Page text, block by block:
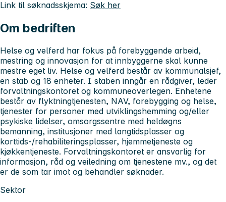
Link til søknadsskjema: Søk her
Om bedriften
Helse og velferd har fokus på forebyggende arbeid,
mestring og innovasjon for at innbyggerne skal kunne
mestre eget liv. Helse og velferd består av kommunalsjef,
en stab og 18 enheter. I staben inngår en rådgiver, leder
forvaltningskontoret og kommuneoverlegen. Enhetene
består av flyktningtjenesten, NAV, forebygging og helse,
tjenester for personer med utviklingshemming og/eller
psykiske lidelser, omsorgssentre med heldøgns
bemanning, institusjoner med langtidsplasser og
korttids-/rehabiliteringsplasser, hjemmetjeneste og
kjøkkentjeneste. Forvaltningskontoret er ansvarlig for
informasjon, råd og veiledning om tjenestene mv., og det
er de som tar imot og behandler søknader.
Sektor